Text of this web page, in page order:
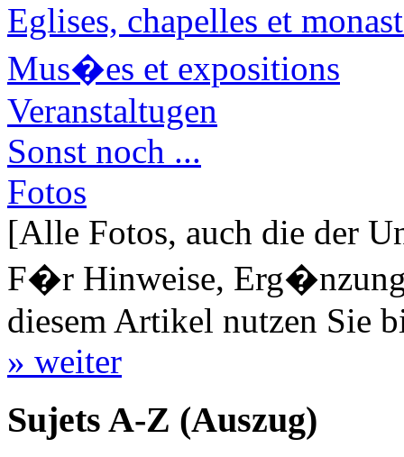
Eglises, chapelles et
Mus�es et expositions
Veranstaltugen
Sonst noch ...
Fotos
[Alle Fotos, auch die der
F�r Hinweise,
diesem Artikel nutzen Sie
» weiter
Sujets A-Z (Auszug)